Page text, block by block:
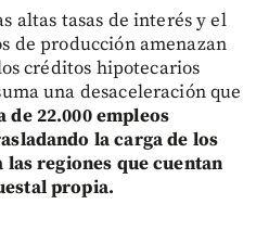
altas tasas de interés y el
de producción amenazan
créditos hipotecarios
una desaceleración que
22.000 empleos
la carga de los
regiones que cuentan
propia.